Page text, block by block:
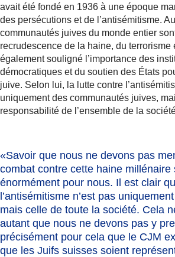
avait été fondé en 1936 à une époque
des persécutions et de l’antisémitisme.
communautés juives du monde entier
recrudescence de la haine, du terrorisme
également souligné l’importance des
démocratiques et du soutien des États
juive. Selon lui, la lutte contre
uniquement des communautés juives,
responsabilité de l’ensemble de la
«Savoir que nous ne devons pas
combat contre cette haine millénaire
énormément pour nous. Il est clair
l’antisémitisme n’est pas
mais celle de toute la société. Cela
autant que nous ne devons pas y
précisément pour cela que le CJM
que les Juifs suisses soient